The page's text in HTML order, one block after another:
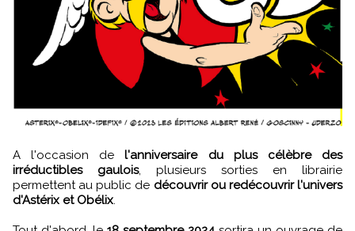
A l'occasion del'anniversaire du plus célèbre des
irréductibles gaulois, plusieurs sorties en librairie
permettent au public de découvrir ou redécouvrir l'univers
d'Astérix et Obélix.